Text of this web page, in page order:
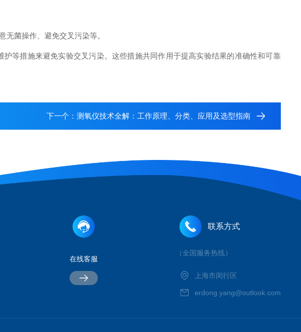
菌操作、避免交叉污染等。
措施来避免实验交叉污染。这些措施共同作用于提高实验结果的准确性和可靠
下一个： 测氧仪技术全解：工作原理、分类、应用及选型指南
在线客服
联系方式
（全国服务热线）
上海市闵行区
erdong.yang@outlook.com